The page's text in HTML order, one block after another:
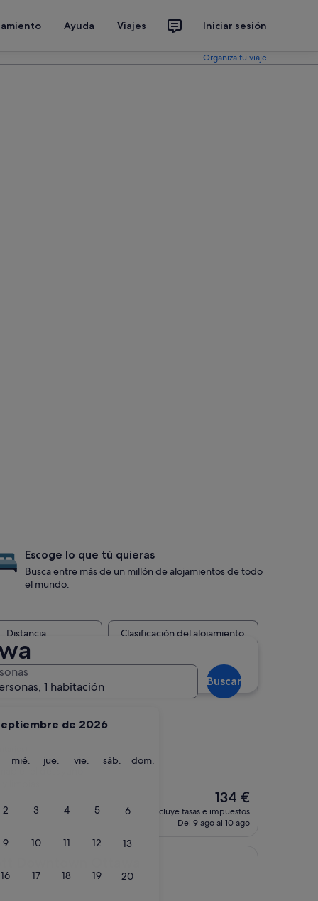
Ayuda Viajes Iniciar sesión
Organiza tu viaje
de 2026
martes
mié. miércoles
jue. jueves
vie. viernes
sáb. sábado
dom.
2 3 4 5 6
9 10 11 12 13
16 17 18 19 20
1 habitación
Buscar
Escoge lo que tú quieras
Busca entre más de un millón de alojamientos de todo
el mundo.
Distancia Clasificación del alojamiento
Market
El
precio
actual
134 €
incluye tasas e impuestos
Del 9 ago al 10 ago